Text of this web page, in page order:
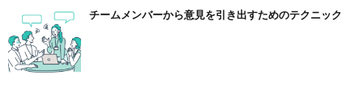
チームメンバーから意見を引き出すためのテクニック